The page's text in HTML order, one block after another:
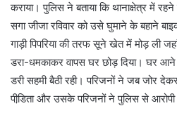
कराया। पुलिस ने बताया कि थानाक्षेत्र में रहने
सगा जीजा रविवार को उसे घुमाने के बहाने
गाड़ी पिपरिया की तरफ सूने खेत में मोड़ ली
डरा-धमकाकर वापस घर छोड़ दिया। घर
डरी सहमी बैठी रही। परिजनों ने जब जोर
पीडि़ता और उसके परिजनों ने पुलिस से आरोपी